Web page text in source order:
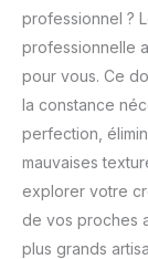
professionnel ?
professionnelle
pour vous. Ce
la constance
perfection,
mauvaises
explorer votre
de vos proches
plus grands